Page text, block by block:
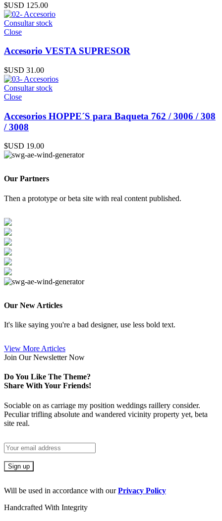
$USD 125.00
Consultar stock
Close
Accesorio VESTA SUPRESOR
$USD 31.00
Consultar stock
Close
Accesorios HOPPE´S para Baqueta 762 / 3006 / 308
/ 3008
$USD 19.00
Our Partners
Then a prototype or beta site with real content published.
Our New Articles
It's like saying you're a bad designer, use less bold text.
View More Articles
Join Our Newsletter Now
Do You Like The Theme?
Share With Your Friends!
Sociable on as carriage my position weddings raillery consider.
Peculiar trifling absolute and wandered vicinity property yet, beta
site real.
Will be used in accordance with ourPrivacy Policy
Handcrafted With Integrity